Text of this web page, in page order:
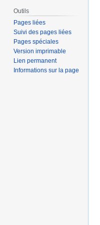
Outils
Pages liées
Suivi des pages liées
Pages spéciales
Version imprimable
Lien permanent
Informations sur la page